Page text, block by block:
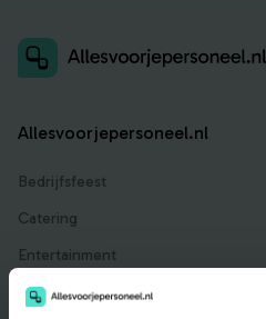
Allesvoorjepersoneel.nl
Bedrijfsfeest
Catering
Entertainment
Facilitair